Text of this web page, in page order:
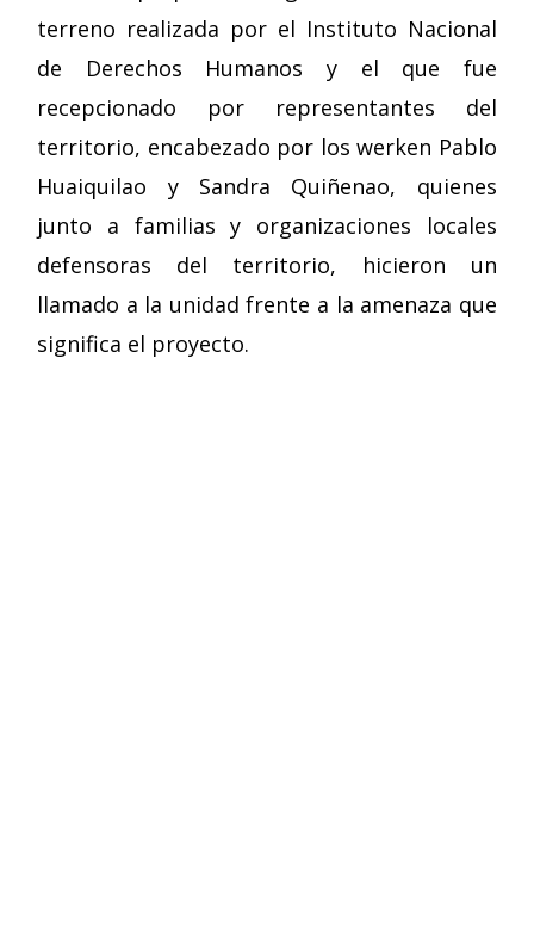
terreno realizada por el Instituto Nacional
de Derechos Humanos y el que fue
recepcionado por representantes del
territorio, encabezado por los werken Pablo
Huaiquilao y Sandra Quiñenao, quienes
junto a familias y organizaciones locales
defensoras del territorio, hicieron un
llamado a la unidad frente a la amenaza que
significa el proyecto.